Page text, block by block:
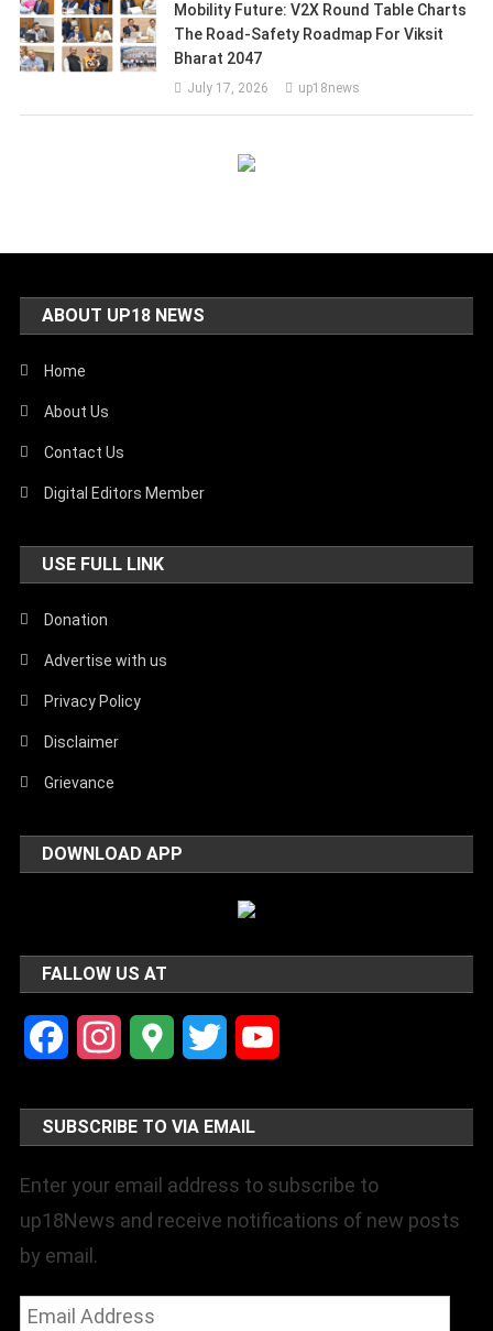
Mobility Future: V2X Round Table Charts
The Road-Safety Roadmap For Viksit
Bharat 2047
July 17, 2026 up18news
ABOUT UP18 NEWS
Home
About Us
Contact Us
Digital Editors Member
USE FULL LINK
Donation
Advertise with us
Privacy Policy
Disclaimer
Grievance
DOWNLOAD APP
FALLOW US AT
FacebookInstagramGoogle Twitter
SUBSCRIBE TO VIA EMAIL
Enter your email address to subscribe to
up18News and receive notifications of new posts
by email.
Email